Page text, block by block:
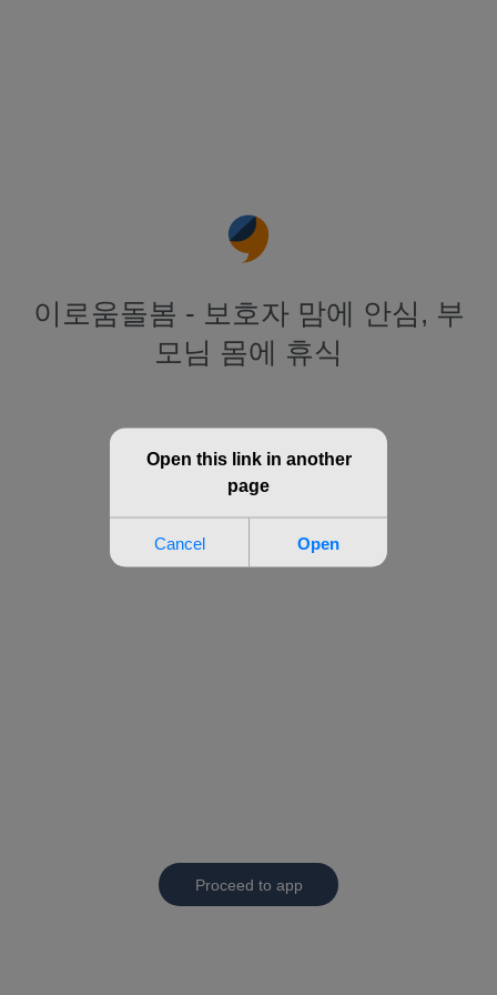
이로움돌봄 - 보호자 맘에 안심, 부
모님 몸에 휴식
Proceed to app